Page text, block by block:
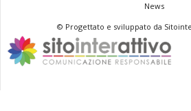
News
© Progettato e sviluppato da